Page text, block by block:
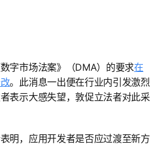
字市场法案》（DMA）的要求在
。此消息一出便在行业内引发激烈
表示大感失望，敦促立法者对此采
明，应用开发者是否应过渡至新方